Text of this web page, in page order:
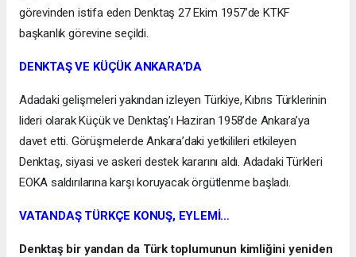
görevinden istifa eden Denktaş 27 Ekim 1957’de KTKF
başkanlık görevine seçildi.
DENKTAŞ VE KÜÇÜK ANKARA’DA
Adadaki gelişmeleri yakından izleyen Türkiye, Kıbrıs Türklerinin
lideri olarak Küçük ve Denktaş’ı Haziran 1958’de Ankara’ya
davet etti. Görüşmelerde Ankara’daki yetkilileri etkileyen
Denktaş, siyasi ve askeri destek kararını aldı. Adadaki Türkleri
EOKA saldırılarına karşı koruyacak örgütlenme başladı.
VATANDAŞ TÜRKÇE KONUŞ, EYLEMİ…
Denktaş bir yandan da Türk toplumunun kimliğini yeniden